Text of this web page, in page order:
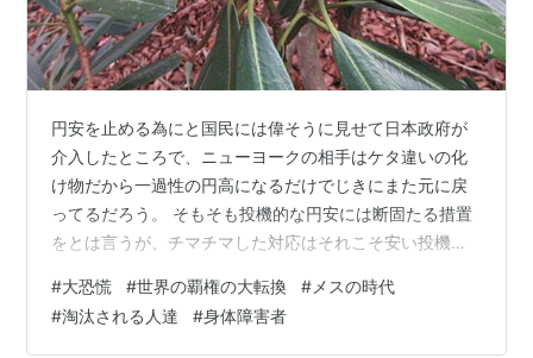
円安を止める為にと国民には偉そうに見せて日本政府が
介入したところで、ニューヨークの相手はケタ違いの化
け物だから一過性の円高になるだけでじきにまた元に戻
ってるだろう。 そもそも投機的な円安には断固たる措置
をとは言うが、チマチマした対応はそれこそ安い投機で
府は目先の人気取りだけで動いているから、国民向けの
その場限りのキレイゴトや国内の老朽化したインフラの
#大恐慌 #世界の覇権の大転換 # メスの時代
#淘汰される人達 #身体障害者